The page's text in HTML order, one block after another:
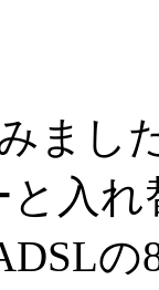
まし
入